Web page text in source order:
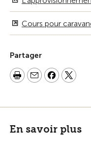
Cours pour
Partager
En savoir plus